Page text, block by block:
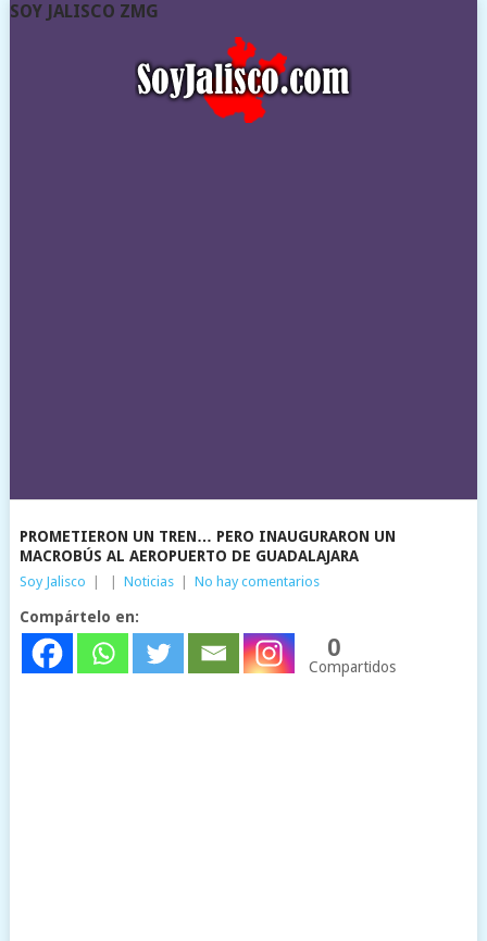
SOY JALISCO ZMG
PROMETIERON UN TREN… PERO INAUGURARON UN
MACROBÚS AL AEROPUERTO DE GUADALAJARA
Soy Jalisco Noticias No hay comentarios
Compártelo en:
0
Compartidos